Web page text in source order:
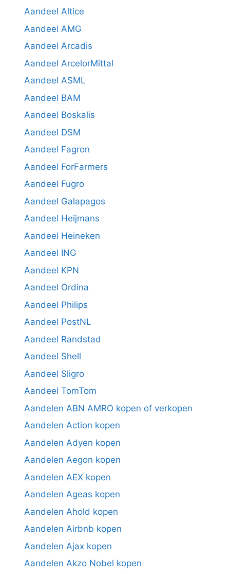
Aandeel Altice
Aandeel AMG
Aandeel Arcadis
Aandeel ArcelorMittal
Aandeel ASML
Aandeel BAM
Aandeel Boskalis
Aandeel DSM
Aandeel Fagron
Aandeel ForFarmers
Aandeel Fugro
Aandeel Galapagos
Aandeel Heijmans
Aandeel Heineken
Aandeel ING
Aandeel KPN
Aandeel Ordina
Aandeel Philips
Aandeel PostNL
Aandeel Randstad
Aandeel Shell
Aandeel Sligro
Aandeel TomTom
Aandelen ABN AMRO kopen of verkopen
Aandelen Action kopen
Aandelen Adyen kopen
Aandelen Aegon kopen
Aandelen AEX kopen
Aandelen Ageas kopen
Aandelen Ahold kopen
Aandelen Airbnb kopen
Aandelen Ajax kopen
Aandelen Akzo Nobel kopen